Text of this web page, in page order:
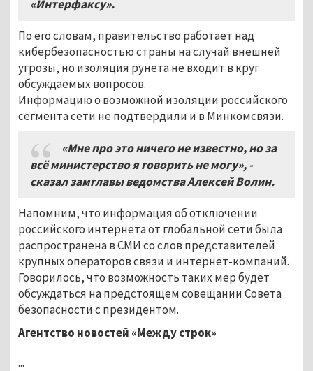
«Интерфаксу».
По его словам, правительство работает над
кибербезопасностью страны на случай внешней
угрозы, но изоляция рунета не входит в круг
обсуждаемых вопросов.
Информацию о возможной изоляции российского
сегмента сети не подтвердили и в Минкомсвязи.
«Мне про это ничего не известно, но за
всё министерство я говорить не могу», -
сказал замглавы ведомства Алексей Волин.
Напомним, что информация об отключении
российского интернета от глобальной сети была
распространена в СМИ со слов представителей
крупных операторов связи и интернет-компаний.
Говорилось, что возможность таких мер будет
обсуждаться на предстоящем совещании Совета
безопасности с президентом.
Агентство новостей «Между строк»
...